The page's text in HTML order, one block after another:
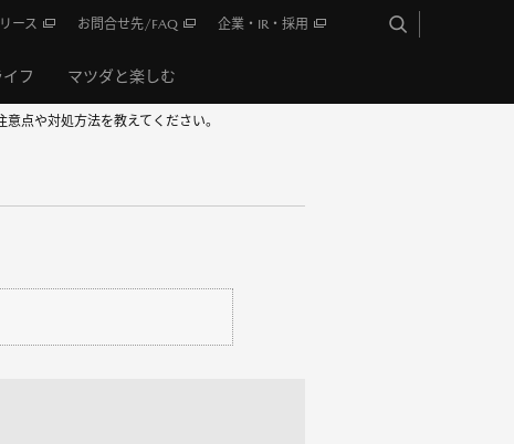
フ マツダと楽しむ
ース お問合せ先/FAQ 企業・IR・採用
点や対処方法を教えてください。